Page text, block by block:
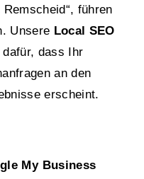
Remscheid“, führen
Unsere Local SEO
dass Ihr
an den
erscheint.
My Business